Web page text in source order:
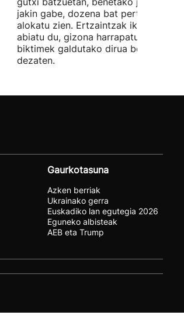
jakin gabe, dozena bat pertsonari
alokatu zien. Ertzaintzak ikerketa
abiatu du, gizona harrapatu eta
biktimek galdutako dirua berreskura
dezaten.
Gaurkotasuna
Azken berriak
Ukrainako gerra
Euskadiko lan egutegia 2026
Eguneko albisteak
AEB eta Trump